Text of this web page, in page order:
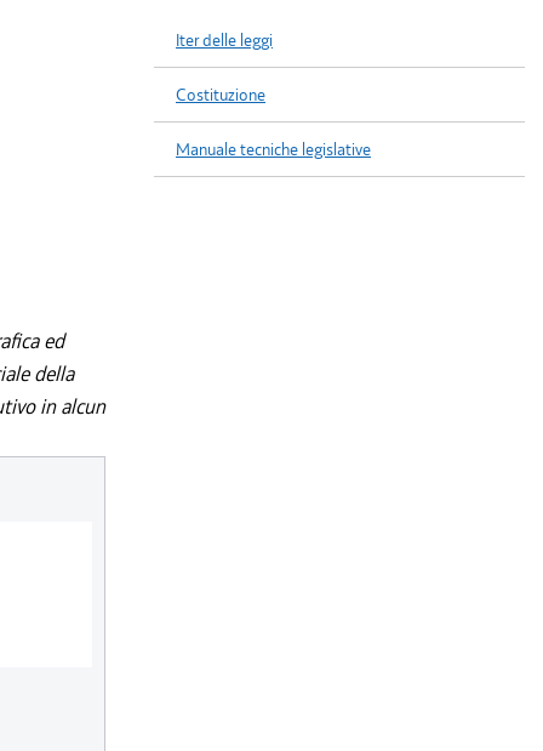
ed
della
in alcun
Iter delle leggi
Costituzione
Manuale tecniche legislative